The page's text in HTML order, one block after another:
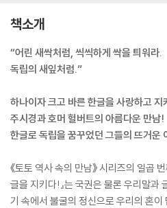
책소개
“어린 새싹처럼, 씩씩하게 싹을 틔워라.
독립의 새잎처럼.”
하나이자 크고 바른 한글을 사랑하고 지
주시경과 호머 헐버트의 아름다운 만남!
한글로 독립을 꿈꾸었던 그들의 뜨거운
《토토 역사 속의 만남》 시리즈의 일곱
글을 지키다!』는 국권은 물론 우리말과
기 속에서 불굴의 정신으로 우리의 혼